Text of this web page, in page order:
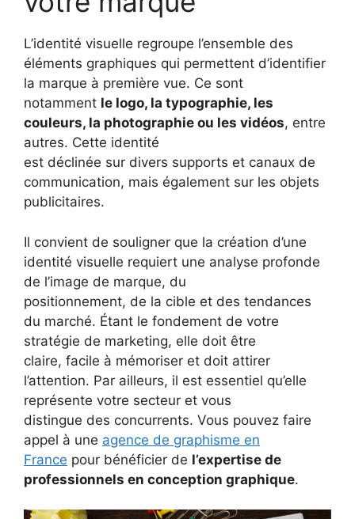
L’identité visuelle regroupe l’ensemble des
éléments graphiques qui permettent d’identifier
la marque à première vue. Ce sont
notamment le logo, la typographie, les
couleurs, la photographie ou les vidéos, entre
autres. Cette identité
est déclinée sur divers supports et canaux de
communication, mais également sur les objets
publicitaires.
Il convient de souligner que la création d’une
identité visuelle requiert une analyse profonde
de l’image de marque, du
positionnement, de la cible et des tendances
du marché. Étant le fondement de votre
stratégie de marketing, elle doit être
claire, facile à mémoriser et doit attirer
l’attention. Par ailleurs, il est essentiel qu’elle
représente votre secteur et vous
distingue des concurrents. Vous pouvez faire
appel à une agence de graphisme en
France pour bénéficier de l’expertise de
professionnels en conception graphique.